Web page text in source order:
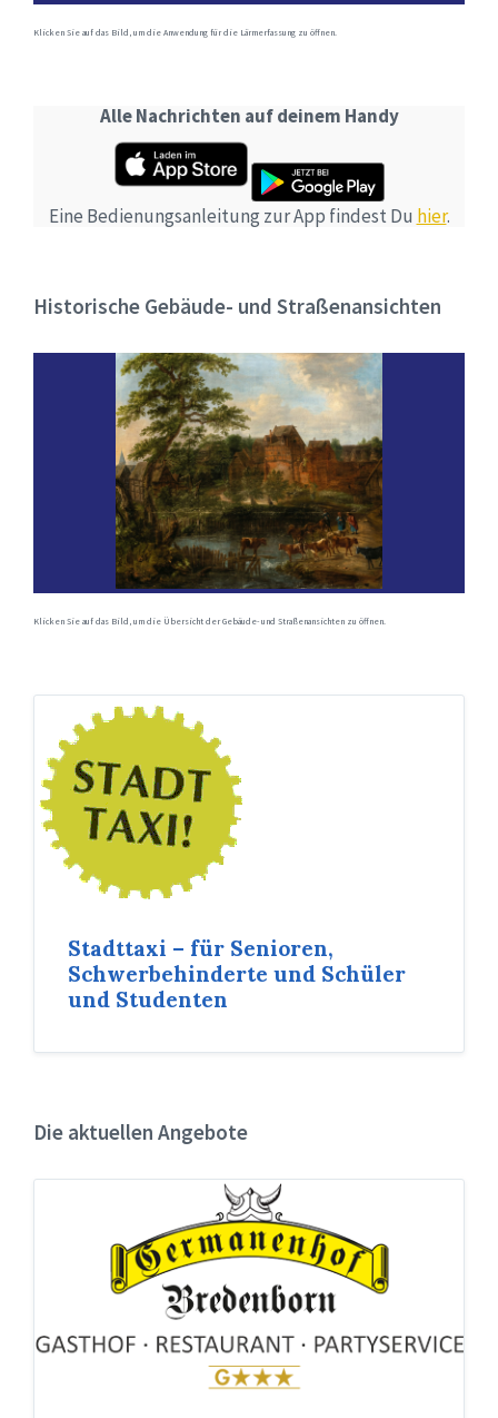
Klicken Sie auf das Bild, um die Anwendung für die Lärmerfassung zu öffnen.
Alle Nachrichten auf deinem Handy
Eine Bedienungsanleitung zur App findest Du hier.
Historische Gebäude- und Straßenansichten
Klicken Sie auf das Bild, um die Übersicht der Gebäude- und Straßenansichten zu öffnen.
Stadttaxi – für Senioren,
Schwerbehinderte und Schüler
und Studenten
Die aktuellen Angebote